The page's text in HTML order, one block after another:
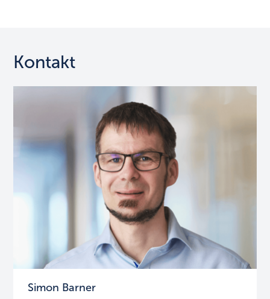
Kontakt
Simon Barner